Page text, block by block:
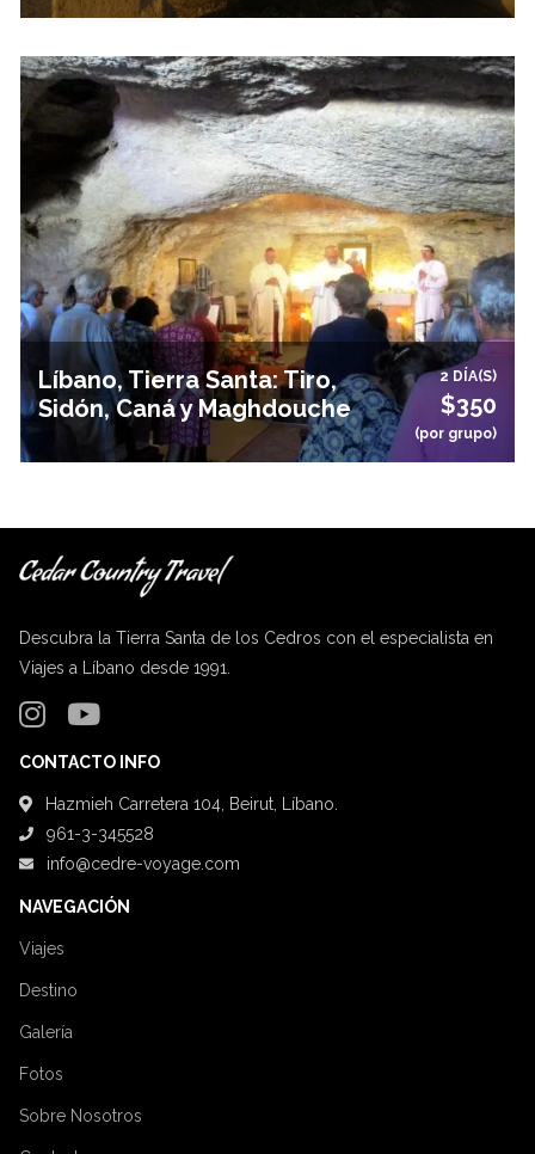
Líbano, Tierra Santa: Tiro,
Sidón, Caná y Maghdouche
2 DÍA(S)
$350
(por grupo)
Descubra la Tierra Santa de los Cedros con el especialista en
Viajes a Líbano desde 1991.
CONTACTO INFO
Hazmieh Carretera 104, Beirut, Líbano.
961-3-345528
info@cedre-voyage.com
NAVEGACIÓN
Viajes
Destino
Galería
Fotos
Sobre Nosotros